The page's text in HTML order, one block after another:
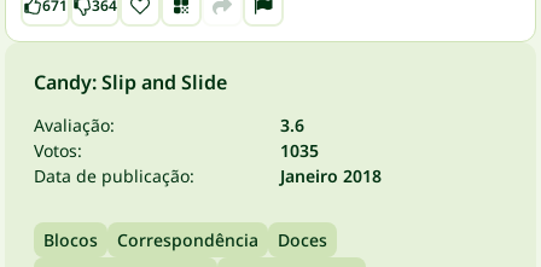
671 364
Candy: Slip and Slide
Avaliação:
3.6
Votos:
1035
Data de publicação:
Janeiro 2018
Blocos Correspondência
Doces